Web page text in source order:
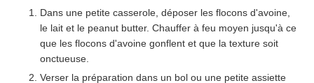
Dans une petite casserole, déposer les flocons d'avoine,
le lait et le peanut butter. Chauffer à feu moyen jusqu'à ce
que les flocons d'avoine gonflent et que la texture soit
onctueuse.
Verser la préparation dans un bol ou une petite assiette